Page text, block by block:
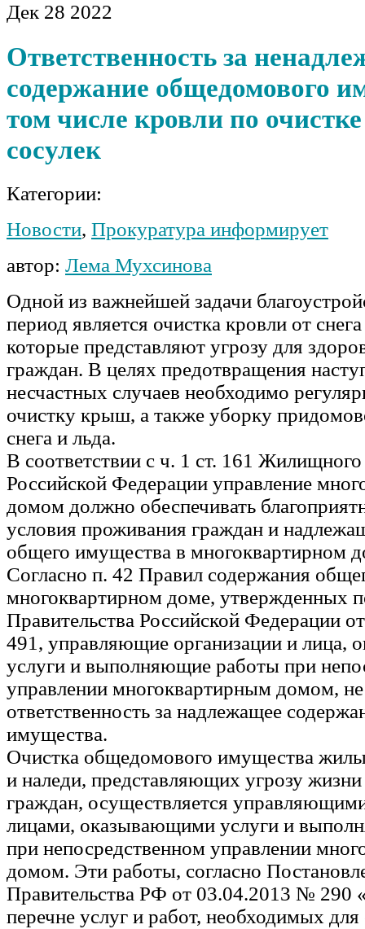
Дек 28 2022
Ответственность за
содержание общедомового
том числе кровли по
сосулек
Категории:
Новости, Прокуратура информирует
автор: Лема Мухсинова
Одной из важнейшей задачи
период является очистка кровли от
которые представляют угрозу для
граждан. В целях предотвращения
несчастных случаев необходимо
очистку крыш, а также уборку
снега и льда.
В соответствии с ч. 1 ст. 161 Жилищного
Российской Федерации управление
домом должно обеспечивать
условия проживания граждан и
общего имущества в многоквартирном
Согласно п. 42 Правил содержания
многоквартирном доме, утвержденных
Правительства Российской Федерации
491, управляющие организации и лица,
услуги и выполняющие работы при
управлении многоквартирным домом,
ответственность за надлежащее
имущества.
Очистка общедомового имущества
и наледи, представляющих угрозу
граждан, осуществляется
лицами, оказывающими услуги и
при непосредственном управлении
домом. Эти работы, согласно
Правительства РФ от 03.04.2013 № 290
перечне услуг и работ, необходимых для